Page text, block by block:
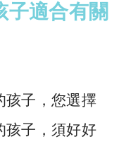
子適合有關
孩子，您選擇
孩子，須好好